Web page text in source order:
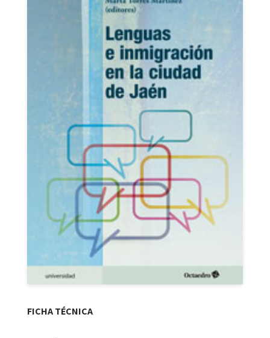
FICHA TÉCNICA